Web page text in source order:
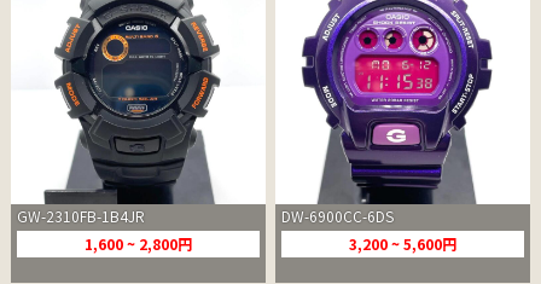
GW-2310FB-1B4JR
1,600 ~ 2,800円
DW-6900CC-6DS
3,200 ~ 5,600円